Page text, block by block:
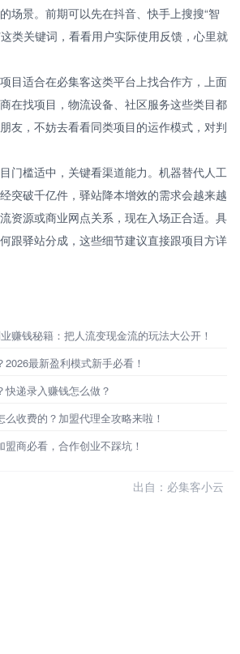
场景。前期可以先在抖音、快手上搜搜“智
类关键词，看看用户实际使用反馈，心里就
目适合在必集客这类平台上找合作方，上面
在找项目，物流设备、社区服务这些类目都
友，不妨去看看同类项目的运作模式，对判
门槛适中，关键看渠道能力。机器替代人工
突破千亿件，驿站降本增效的需求会越来越
资源或商业网点关系，现在入场正合适。具
跟驿站分成，这些细节建议直接跟项目方详
赚钱秘籍：把人流变现金流的玩法大公开！
最新盈利模式新手必看！
递录入赚钱怎么做？
收费的？加盟代理全攻略来啦！
商必看，合作创业不踩坑！
出自：必集客小云